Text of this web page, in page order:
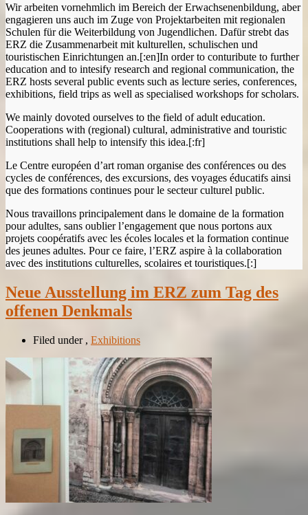
Wir arbeiten vornehmlich im Bereich der Erwachsenenbildung, aber
engagieren uns auch im Zuge von Projektarbeiten mit regionalen
Schulen für die Weiterbildung von Jugendlichen. Dafür strebt das
ERZ die Zusammenarbeit mit kulturellen, schulischen und
touristischen Einrichtungen an.[:en]In order to conturibute to further
education and to intesify research and regional communication, the
ERZ hosts several public events such as lecture series, conferences,
exhibitions, field trips as well as specialised workshops for scholars.
We mainly dovoted ourselves to the field of adult education.
Cooperations with (regional) cultural, administrative and touristic
institutions shall help to intensify this idea.[:fr]
Le Centre européen d’art roman organise des conférences ou des
cycles de conférences, des excursions, des voyages éducatifs ainsi
que des formations continues pour le secteur culturel public.
Nous travaillons principalement dans le domaine de la formation
pour adultes, sans oublier l’engagement que nous portons aux
projets coopératifs avec les écoles locales et la formation continue
des jeunes adultes. Pour ce faire, l’ERZ aspire à la collaboration
avec des institutions culturelles, scolaires et touristiques.[:]
Neue Ausstellung im ERZ zum Tag des
offenen Denkmals
Filed under , Exhibitions